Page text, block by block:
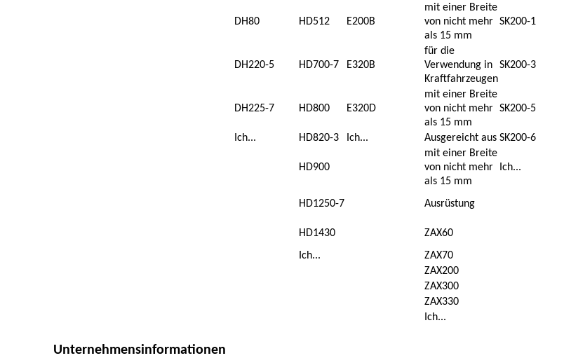
DH80 HD512 E200B
mit einer Breite
von nicht mehr
als 15 mm
SK200-1
DH220-5 HD700-7 E320B
für die
Verwendung in
Kraftfahrzeugen
SK200-3
DH225-7 HD800 E320D
mit einer Breite
von nicht mehr
als 15 mm
SK200-5
Ich... HD820-3 Ich... Ausgereicht aus SK200-6
HD900
mit einer Breite
von nicht mehr
als 15 mm
Ich...
HD1250-7 Ausrüstung
HD1430 ZAX60
Ich...
ZAX70
ZAX200
ZAX300
ZAX330
Ich...
Unternehmensinformationen